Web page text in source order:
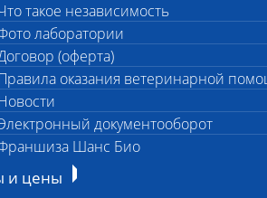
260
сайта
такое независимость
лаборатории
(оферта)
оказания ветеринарной
документооборот
Шанс Био
и цены
сдачи
Постамат